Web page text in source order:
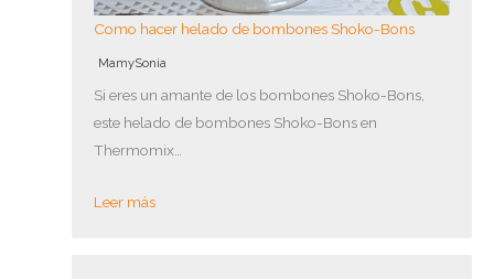
Como hacer helado de bombones Shoko-Bons
MamySonia
Si eres un amante de los bombones Shoko-Bons,
este helado de bombones Shoko-Bons en
Thermomix…
Leer más